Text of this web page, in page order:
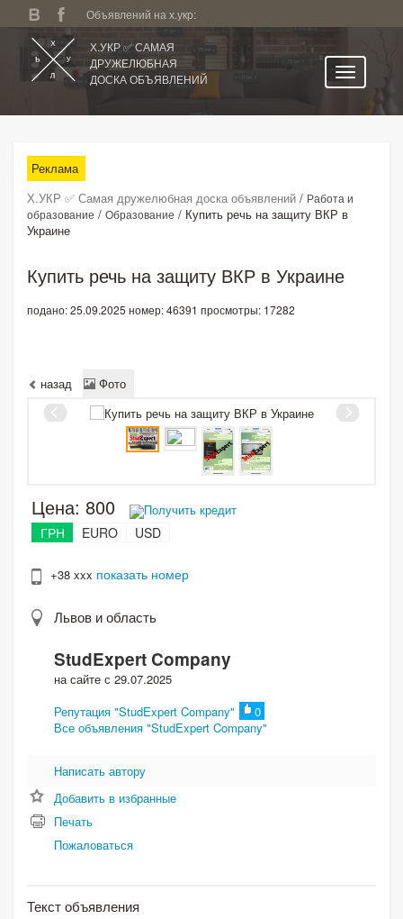
Объявлений на х.укр:
Х.УКР ✅ САМАЯ
ДРУЖЕЛЮБНАЯ
ДОСКА ОБЪЯВЛЕНИЙ
Все регионы
Категории
Избранное
Личный кабинет
Поиск по сайту
Реклама
Х.УКР ✅ Самая дружелюбная доска объявлений / Работа и
образование / Образование / ​Купить речь на защиту ВКР в
Украине
​Купить речь на защиту ВКР в Украине
подано: 25.09.2025 номер: 46391 просмотры: 17282
назад Фото
Цена: 800 Получить кредит
ГРН EURO USD
+38 xxx показать номер
Львов и область
StudExpert Company
на сайте с 29.07.2025
Репутация "StudExpert Company"
0
Все объявления "StudExpert Company"
Написать автору
Добавить в избранные
Печать
Пожаловаться
Текст объявления